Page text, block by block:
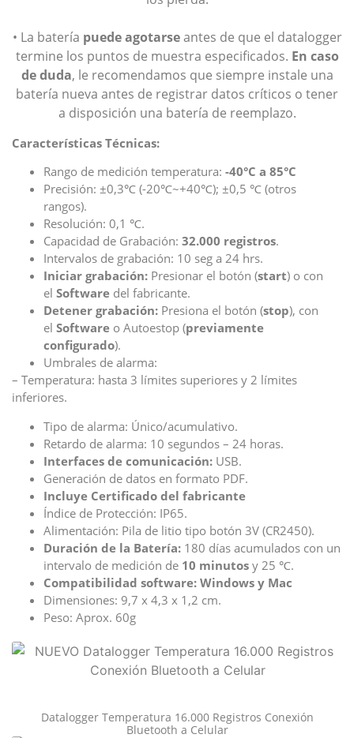
• La batería puede agotarseantes de que el datalogger
termine los puntos de muestra especificados. En caso
de duda, le recomendamos que siempre instale una
batería nueva antes de registrar datos críticos o tener
a disposición una batería de reemplazo.
Características Técnicas:
Rango de medición temperatura: -40°C a 85°C
Precisión: ±0,3℃ (-20℃~+40℃); ±0,5 ℃ (otros
rangos).
Resolución: 0,1 ℃.
Capacidad de Grabación: 32.000 registros.
Intervalos de grabación: 10 seg a 24 hrs.
Iniciar grabación: Presionar el botón (start) o con
el Software del fabricante.
Detener grabación: Presiona el botón (stop), con
el Software o Autoestop (previamente
configurado).
Umbrales de alarma:
– Temperatura: hasta 3 límites superiores y 2 límites
inferiores.
Tipo de alarma: Único/acumulativo.
Retardo de alarma: 10 segundos – 24 horas.
Interfaces de comunicación: USB.
Generación de datos en formato PDF.
Incluye Certificado del fabricante
Índice de Protección: IP65.
Alimentación: Pila de litio tipo botón 3V (CR2450).
Duración de la Batería: 180 días acumulados con un
intervalo de medición de 10 minutos y 25 ℃.
Compatibilidad software: Windows y Mac
Dimensiones: 9,7 x 4,3 x 1,2 cm.
Peso: Aprox. 60g
Datalogger Temperatura 16.000 Registros Conexión
Bluetooth a Celular